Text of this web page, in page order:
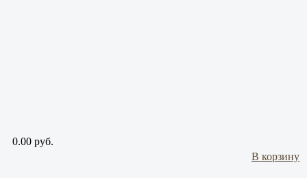
0.00 руб.
В корзину